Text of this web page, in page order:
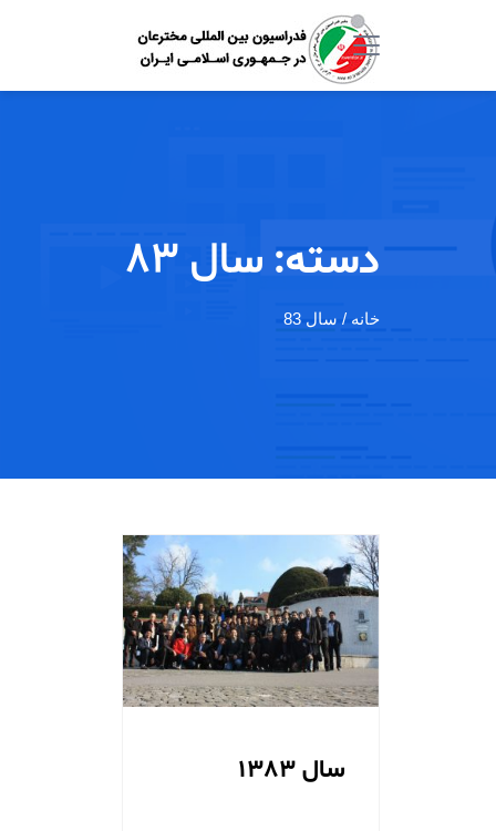
دسته: سال 83
خانه / سال 83
سال 1383